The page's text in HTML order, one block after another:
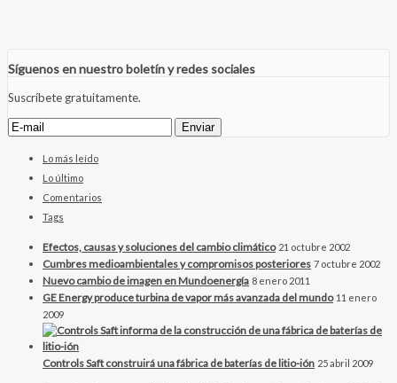
Síguenos en nuestro boletín y redes sociales
Suscríbete gratuitamente.
Lo más leído
Lo último
Comentarios
Tags
Efectos, causas y soluciones del cambio climático 21 octubre 2002
Cumbres medioambientales y compromisos posteriores 7 octubre 2002
Nuevo cambio de imagen en Mundoenergía 8 enero 2011
GE Energy produce turbina de vapor más avanzada del mundo 11 enero
2009
Controls Saft construirá una fábrica de baterías de litio-ión 25 abril 2009